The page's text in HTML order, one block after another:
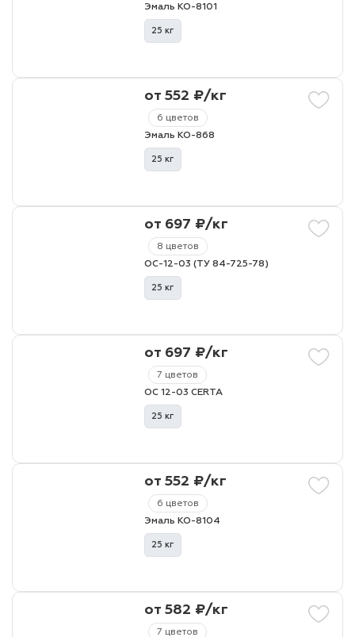
Эмаль КО-8101
25 кг
6 цветов
от 552 ₽/кг
Эмаль КО-868
25 кг
8 цветов
от 697 ₽/кг
ОС-12-03 (ТУ 84-725-78)
25 кг
7 цветов
от 697 ₽/кг
ОС 12-03 CERTA
25 кг
6 цветов
от 552 ₽/кг
Эмаль КО-8104
25 кг
7 цветов
от 582 ₽/кг